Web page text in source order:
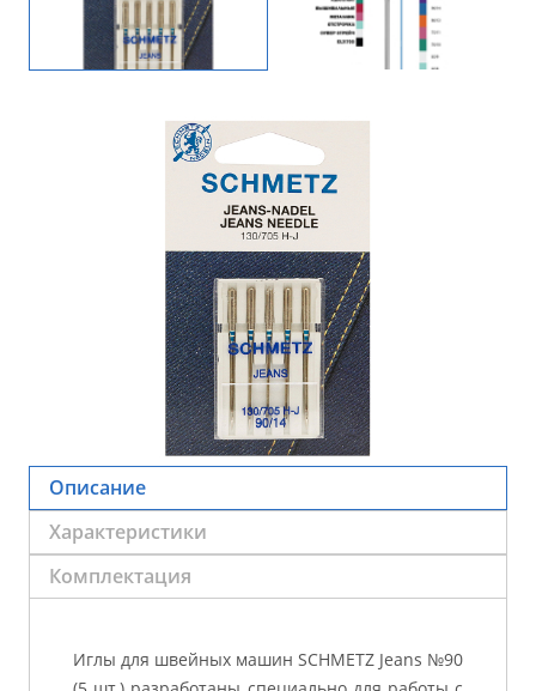
Описание
Характеристики
Комплектация
Иглы для швейных машин SCHMETZ Jeans №90